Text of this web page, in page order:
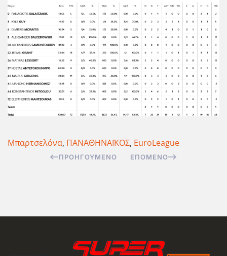
Μπαρτσελόνα, ΠΑΝΑΘΗΝΑΪΚΟΣ, EuroLeague
ΠΡΟΗΓΟΎΜΕΝΟ ΕΠΌΜΕΝΟ